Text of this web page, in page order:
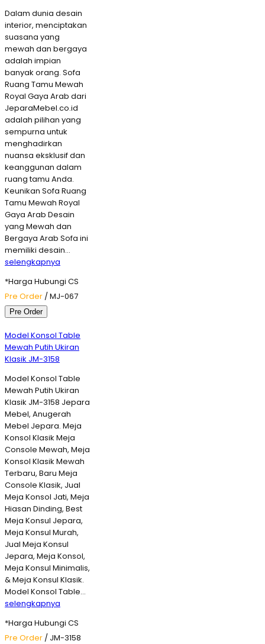
Dalam dunia desain
interior, menciptakan
suasana yang
mewah dan bergaya
adalah impian
banyak orang. Sofa
Ruang Tamu Mewah
Royal Gaya Arab dari
JeparaMebel.co.id
adalah pilihan yang
sempurna untuk
menghadirkan
nuansa eksklusif dan
keanggunan dalam
ruang tamu Anda.
Keunikan Sofa Ruang
Tamu Mewah Royal
Gaya Arab Desain
yang Mewah dan
Bergaya Arab Sofa ini
memiliki desain…
selengkapnya
*Harga Hubungi CS
Pre Order / MJ-067
Pre Order
Model Konsol Table
Mewah Putih Ukiran
Klasik JM-3158
Model Konsol Table
Mewah Putih Ukiran
Klasik JM-3158 Jepara
Mebel, Anugerah
Mebel Jepara. Meja
Konsol Klasik Meja
Console Mewah, Meja
Konsol Klasik Mewah
Terbaru, Baru Meja
Console Klasik, Jual
Meja Konsol Jati, Meja
Hiasan Dinding, Best
Meja Konsul Jepara,
Meja Konsul Murah,
Jual Meja Konsul
Jepara, Meja Konsol,
Meja Konsul Minimalis,
& Meja Konsul Klasik.
Model Konsol Table…
selengkapnya
*Harga Hubungi CS
Pre Order / JM-3158